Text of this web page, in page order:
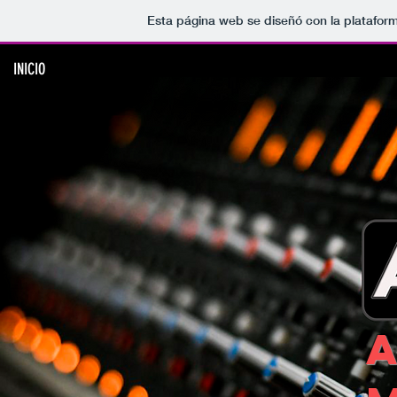
Esta página web se diseñó con la
INICIO